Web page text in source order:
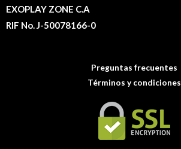
EXOPLAY ZONE C.A
RIF No. J-50078166-0
Preguntas frecuentes
Términos y condiciones